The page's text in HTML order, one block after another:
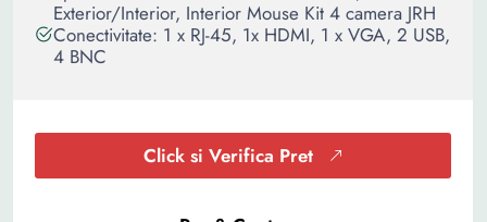
Exterior/Interior, Interior Mouse Kit 4 camera JRH
Conectivitate: 1 x RJ-45, 1x HDMI, 1 x VGA, 2 USB,
4 BNC
Click si Verifica Pret